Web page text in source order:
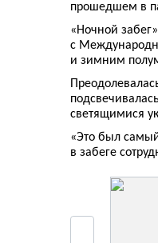
прошедшем в
«Ночной
с
и зимним
светящимися
«Это был
в забеге